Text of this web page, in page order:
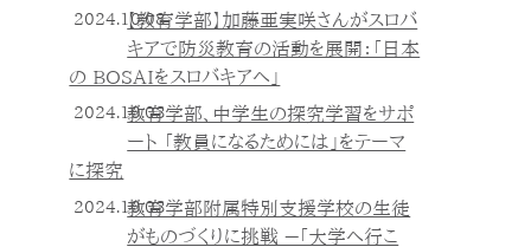
2024.10.08【教育学部】加藤亜実咲さんがスロバ
キアで防災教育の活動を展開：「日本
の BOSAIをスロバキアへ」
2024.10.03教育学部、中学生の探究学習をサポ
ート 「教員になるためには」をテーマ
に探究
2024.10.03教育学部附属特別支援学校の生徒
がものづくりに挑戦 －「大学へ行こ